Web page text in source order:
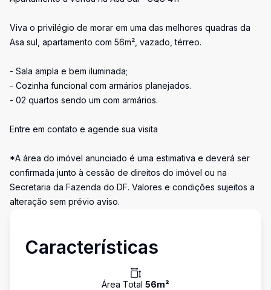
Viva o privilégio de morar em uma das melhores quadras da
Asa sul, apartamento com 56m², vazado, térreo.
- Sala ampla e bem iluminada;
- Cozinha funcional com armários planejados.
- 02 quartos sendo um com armários.
Entre em contato e agende sua visita
*A área do imóvel anunciado é uma estimativa e deverá ser
confirmada junto à cessão de direitos do imóvel ou na
Secretaria da Fazenda do DF. Valores e condições sujeitos a
alteração sem prévio aviso.
Características
Área Total 56m²